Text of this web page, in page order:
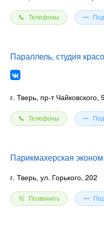
Телефоны
Параллель, студия
г. Тверь, пр-т Чайковского,
Телефоны
Парикмахерская
г. Тверь, ул. Горького, 202
Позвонить